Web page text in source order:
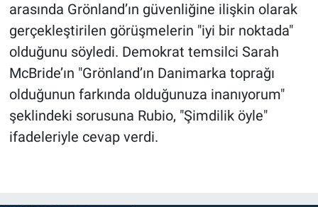
arasında Grönland’ın güvenliğine ilişkin olarak
gerçekleştirilen görüşmelerin "iyi bir noktada"
olduğunu söyledi. Demokrat temsilci Sarah
McBride’ın "Grönland’ın Danimarka toprağı
olduğunun farkında olduğunuza inanıyorum"
şeklindeki sorusuna Rubio, "Şimdilik öyle"
ifadeleriyle cevap verdi.